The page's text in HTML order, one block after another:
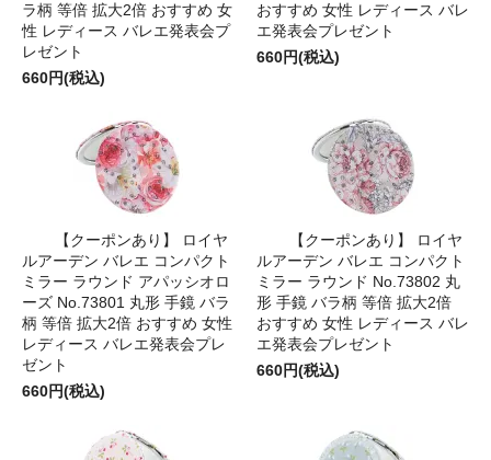
ラ柄 等倍 拡大2倍 おすすめ 女
性 レディース バレエ発表会プ
レゼント
660円(税込)
おすすめ 女性 レディース バレ
エ発表会プレゼント
660円(税込)
【クーポンあり】 ロイヤ
ルアーデン バレエ コンパクト
ミラー ラウンド アパッシオロ
ーズ No.73801 丸形 手鏡 バラ
柄 等倍 拡大2倍 おすすめ 女性
レディース バレエ発表会プレ
ゼント
660円(税込)
【クーポンあり】 ロイヤ
ルアーデン バレエ コンパクト
ミラー ラウンド No.73802 丸
形 手鏡 バラ柄 等倍 拡大2倍
おすすめ 女性 レディース バレ
エ発表会プレゼント
660円(税込)